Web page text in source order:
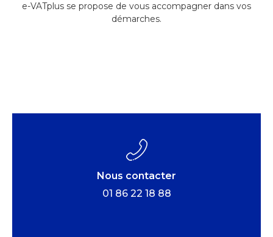
e-VATplus se propose de vous accompagner dans vos
démarches.
Nous contacter
01 86 22 18 88